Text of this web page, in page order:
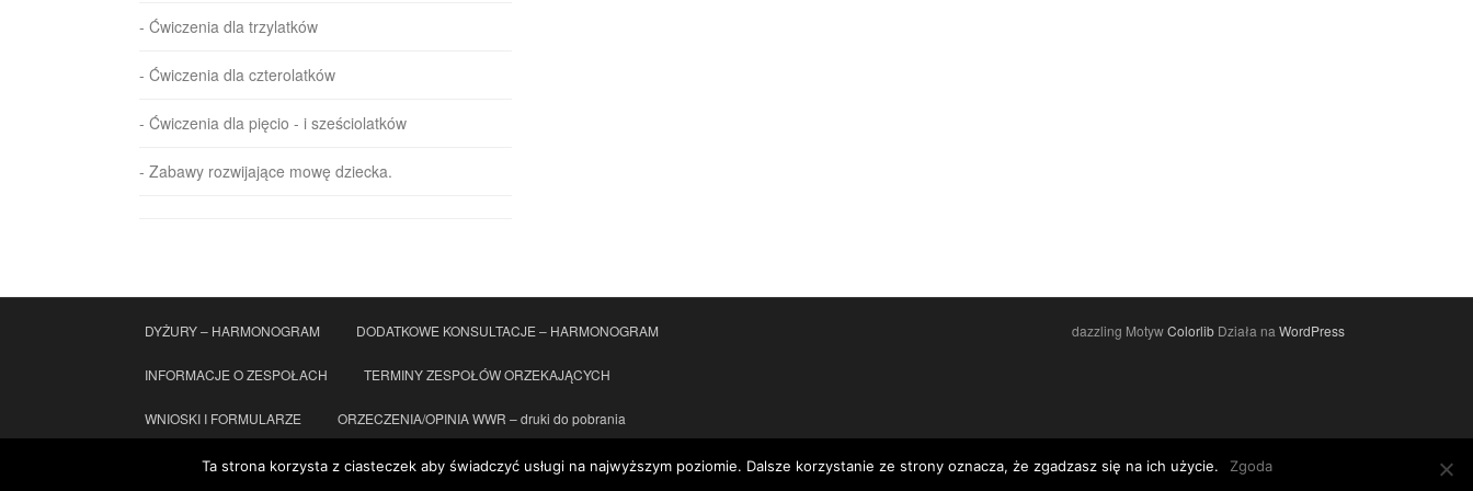
- Ćwiczenia dla trzylatków
- Ćwiczenia dla czterolatków
- Ćwiczenia dla pięcio - i sześciolatków
- Zabawy rozwijające mowę dziecka.
DYŻURY – HARMONOGRAM DODATKOWE KONSULTACJE – HARMONOGRAM
INFORMACJE O ZESPOŁACH TERMINY ZESPOŁÓW ORZEKAJĄCYCH
WNIOSKI I FORMULARZE ORZECZENIA/OPINIA WWR – druki do pobrania
KONTAKT STANDARDY OCHRONY MAŁOLETNICH
dazzling MotywColorlib Działa na WordPress
Ta strona korzysta z ciasteczek aby świadczyć usługi na najwyższym poziomie. Dalsze korzystanie ze strony oznacza, że zgadzasz się na ich użycie. Zgoda